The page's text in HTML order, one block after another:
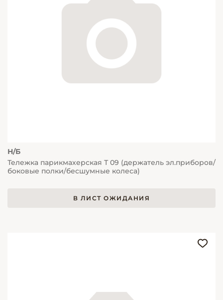
Н/Б
Тележка парикмахерская Т 09 (держатель эл.приборов/
боковые полки/бесшумные колеса)
В ЛИСТ ОЖИДАНИЯ